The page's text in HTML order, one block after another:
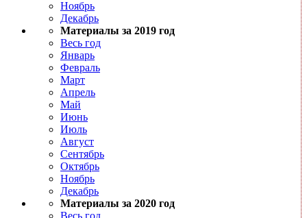
Ноябрь
Декабрь
Материалы за 2019 год
Весь год
Январь
Февраль
Март
Апрель
Май
Июнь
Июль
Август
Сентябрь
Октябрь
Ноябрь
Декабрь
Материалы за 2020 год
Весь год